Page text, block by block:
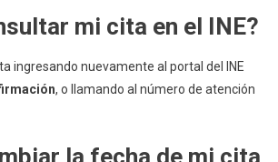
mi cita en el INE?
ingresando nuevamente al portal del INE
, o llamando al número de atención
la fecha de mi cita